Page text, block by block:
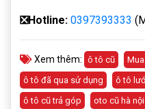
❎Hotline: 0397393333
Xem thêm: ô tô cũ
ô tô đã qua sử dụng
ô tô
ô tô cũ trả góp
oto cũ hà nội